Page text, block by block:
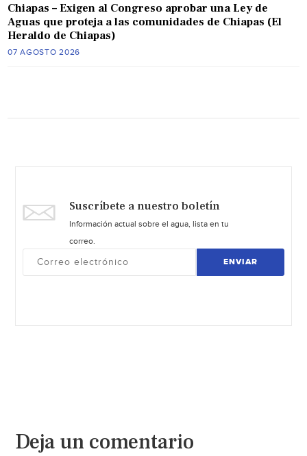
Chiapas – Exigen al Congreso aprobar una Ley de
Aguas que proteja a las comunidades de Chiapas (El
Heraldo de Chiapas)
07 AGOSTO 2026
Suscríbete a nuestro boletín
Información actual sobre el agua, lista en tu
correo.
ENVIAR
Deja un comentario